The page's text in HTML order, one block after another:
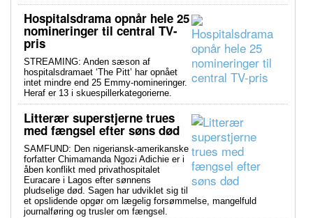
Hospitalsdrama opnår hele 25
nomineringer til central TV-
pris
STREAMING: Anden sæson af
hospitalsdramaet ‘The Pitt’ har opnået
intet mindre end 25 Emmy-nomineringer.
Heraf er 13 i skuespillerkategorierne.
Litterær superstjerne trues
med fængsel efter søns død
SAMFUND: Den nigeriansk-amerikanske
forfatter Chimamanda Ngozi Adichie er i
åben konflikt med privathospitalet
Euracare i Lagos efter sønnens
pludselige død. Sagen har udviklet sig til
et opslidende opgør om lægelig forsømmelse, mangelfuld
journalføring og trusler om fængsel.